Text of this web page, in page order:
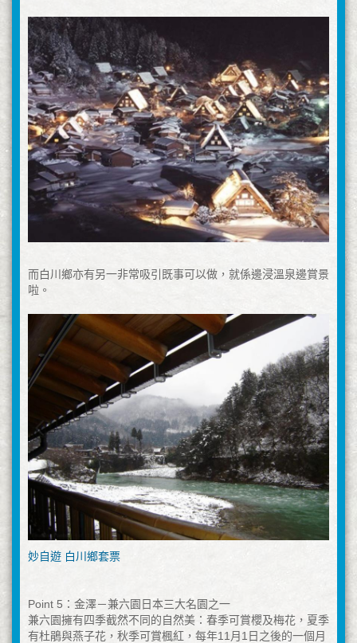
而白川鄉亦有另一非常吸引既事可以做，就係邊浸溫泉邊賞景
啦。
妙自遊 白川鄉套票
Point 5：金澤－兼六園日本三大名園之一
兼六園擁有四季截然不同的自然美：春季可賞櫻及梅花，夏季
有杜鵑與燕子花，秋季可賞楓紅，每年11月1日之後的一個月